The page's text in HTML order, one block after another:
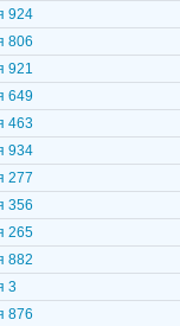
924
806
921
649
463
934
277
356
265
882
3
876